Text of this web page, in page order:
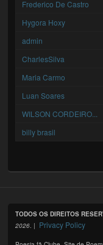
Frederico De Castro
Hygora Hoxy
admin
CharlesSilva
Maria Carmo
Luan Soares
WILSON CORDEIRO...
billy brasil
TODOS OS DIREITOS
2026 . | Privacy Policy